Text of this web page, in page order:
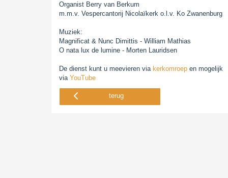
Organist Berry van Berkum
m.m.v. Vespercantorij Nicolaïkerk o.l.v. Ko Zwanenburg
Muziek:
Magnificat & Nunc Dimittis - William Mathias
O nata lux de lumine - Morten Lauridsen
De dienst kunt u meevieren via kerkomroep en mogelijk
via YouTube
terug